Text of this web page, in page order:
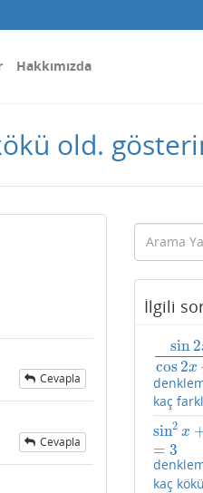
Hakkımızda
old.
Cevapla
Cevapla
İlgili
sin2
cos 2x
sin2x+
kaç
sin2 x
= 3
sin2 x+ 6
kaç